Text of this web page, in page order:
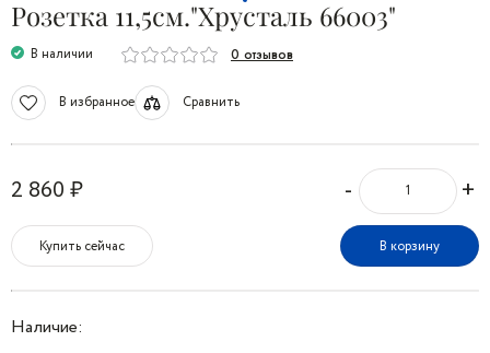
Розетка 11,5см."Хрусталь 66003"
В наличии 0 отзывов
В избранное Сравнить
2 860 ₽ - +
Купить сейчас В корзину
Наличие: